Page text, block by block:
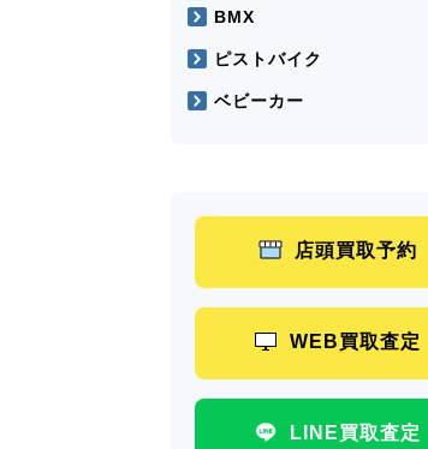
BMX
ピストバイク
ベビーカー
店頭買取予約
WEB買取査定
LINE買取査定